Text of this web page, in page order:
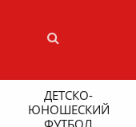
ДЕТСКО-
ЮНОШЕСКИЙ
ФУТБОЛ